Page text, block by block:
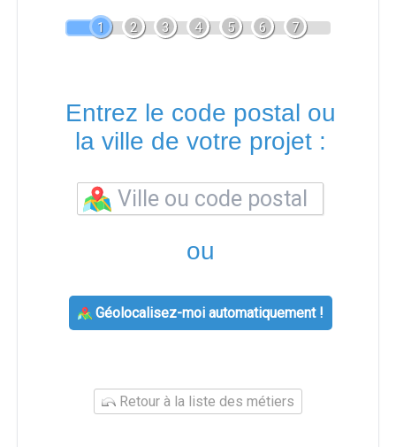
1 2 3 4 5 6 7
Entrez le code postal ou
la ville de votre projet :
ou
Géolocalisez-moi automatiquement !
Retour à la liste des métiers